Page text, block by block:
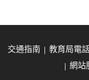
交通指南 教育局電
網站